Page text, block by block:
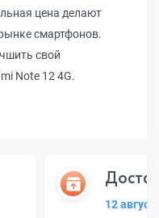
цена делают
смартфонов.
свой
Note 12 4G.
12